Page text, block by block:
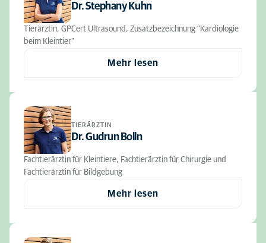
Dr. Stephany Kuhn
Tierärztin, GPCert Ultrasound, Zusatzbezeichnung "Kardiologie
beim Kleintier"
Mehr lesen
TIERÄRZTIN
Dr. Gudrun Bolln
Fachtierärztin für Kleintiere, Fachtierärztin für Chirurgie und
Fachtierärztin für Bildgebung
Mehr lesen